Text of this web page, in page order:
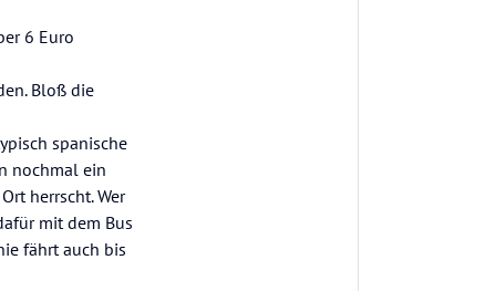
6 Euro
Bloß die
spanische
nochmal ein
herrscht. Wer
mit dem Bus
fährt auch bis